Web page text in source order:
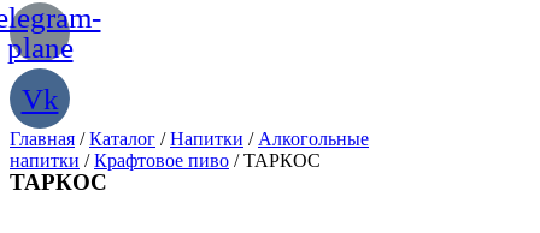
plane
Vk
Главная /Каталог /Напитки / Алкогольные
напитки /Крафтовое пиво / ТАРКОС
ТАРКОС